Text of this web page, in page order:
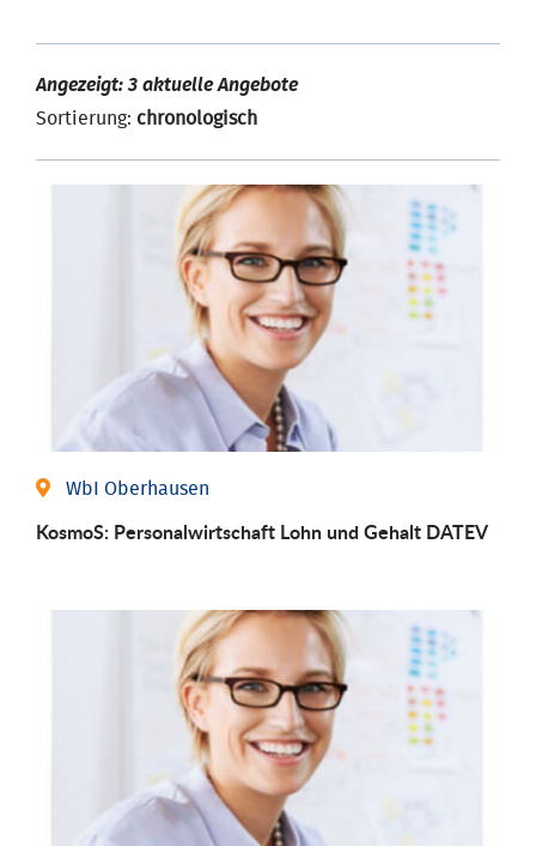
Angezeigt: 3 aktuelle Angebote
Sortierung: chronologisch
WbI Oberhausen
KosmoS: Personalwirtschaft Lohn und Gehalt DATEV